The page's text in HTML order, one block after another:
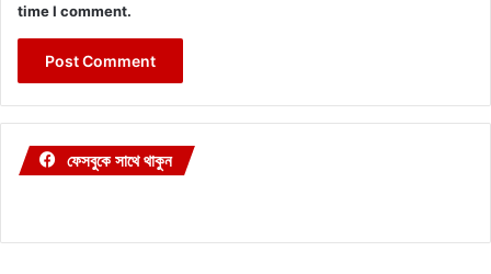
time I comment.
ফেসবুকে সাথে থাকুন